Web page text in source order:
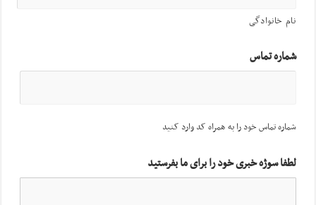
نام خانوادگی
شماره تماس
شماره تماس خود را به همراه کد وارد کنید
لطفا سوژه خبری خود را برای ما بفرستید